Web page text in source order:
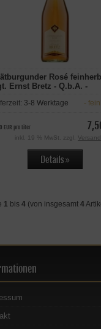
Rosé
Ernst Bretz - Q.b.A. -
3-8 Werktage -
EUR pro Liter
inkl. 19 % MwSt. zzgl.
1 bis 4 (von insgesamt 4